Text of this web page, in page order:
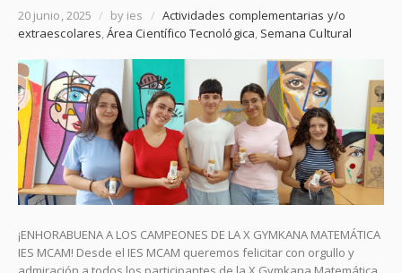
20 junio, 2025 / by ies / Actividades complementarias y/o
extraescolares,Área Científico Tecnológica, Semana Cultural
¡ENHORABUENA A LOS CAMPEONES DE LA X GYMKANA MATEMÁTICA
IES MCAM! Desde el IES MCAM queremos felicitar con orgullo y